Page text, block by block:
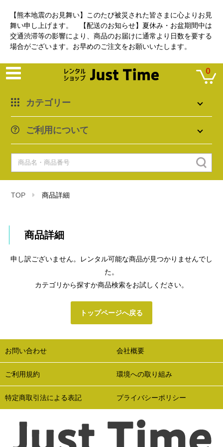
【熊本地震のお見舞い】このたび被災された皆さまに心よりお見
舞い申し上げます。 【配送のお知らせ】夏休み・お盆期間中は
交通渋滞等の影響により、商品のお届けに通常より日数を要する
場合がございます。お早めのご注文をお願いいたします。
カテゴリー
ご利用について
0
TOP 商品詳細
商品詳細
申し訳ございません。レンタル可能な商品が見つかりませんでし
た。
カテゴリから探すか商品検索をお試しください。
トップページへ戻る
お問い合わせ 会社概要
ご利用規約 環境への取り組み
特定商取引法による表記 プライバシーポリシー